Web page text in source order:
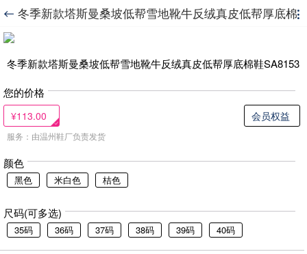
 冬季新款塔斯曼桑坡低帮雪地靴牛反绒真皮低帮厚底棉
鞋SA8153

冬季新款塔斯曼桑坡低帮雪地靴牛反绒真皮低帮厚底棉鞋SA8153
您的价格
¥113.00 会员权益
服务：由温州鞋厂负责发货
颜色
黑色 米白色 桔色
尺码(可多选)
35码 36码 37码 38码 39码 40码